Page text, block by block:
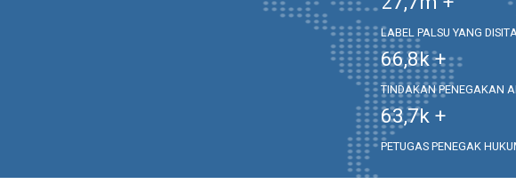
LABEL PALSU YANG DISITA
66,8k +
TINDAKAN PENEGAKAN
63,7k +
PETUGAS PENEGAK